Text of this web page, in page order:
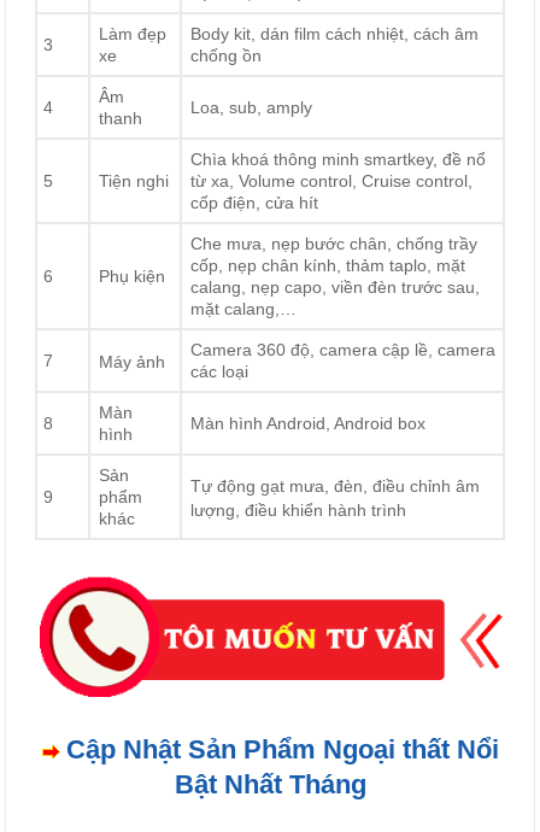
3
Làm đẹp
xe
Body kit, dán film cách nhiệt, cách âm
chống ồn
4
Âm
thanh
Loa, sub, amply
5 Tiện nghi
Chìa khoá thông minh smartkey, đề nổ
từ xa, Volume control, Cruise control,
cốp điện, cửa hít
6 Phụ kiện
Che mưa, nẹp bước chân, chống trầy
cốp, nẹp chân kính, thảm taplo, mặt
calang, nẹp capo, viền đèn trước sau,
mặt calang,…
7 Máy ảnh
Camera 360 độ, camera cập lề, camera
các loại
8
Màn
hình
Màn hình Android, Android box
9
Sản
phẩm
khác
Tự động gạt mưa, đèn, điều chỉnh âm
lượng, điều khiển hành trình
Cập Nhật Sản Phẩm Ngoại thất Nổi
Bật Nhất Tháng